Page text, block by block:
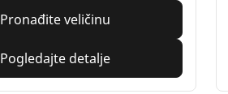
Pronađite veličinu
Pogledajte detalje